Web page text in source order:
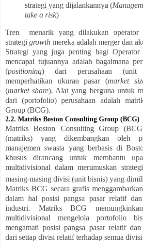
strategi yang dijalankannya (
take a risk)
Tren menarik yang dilakukan operator
strategi growth mereka adalah merger dan
Strategi yang juga penting bagi Operator
mencapai tujuannya adalah bagaimana
(positioning) dari perusahaan (unit
memperhatikan ukuran pasar (market
(market share). Alat yang berguna untuk
dari (portofolio) perusahaan adalah
Group (BCG).
2.2. Matriks Boston Consulting Group (BCG)
Matriks Boston Consulting Group
(matriks) yang dikembangkan oleh
manajemen swasta yang berbasis di
khusus dirancang untuk membantu
multidivisional dalam merumuskan
masing-masing divisi (unit bisnis) yang
Matriks BCG secara grafis
dalam hal posisi pangsa pasar relatif
industri. Matriks BCG
multidivisional mengelola portofolio
mengamati posisi pangsa pasar relatif
dari setiap divisi relatif terhadap semua